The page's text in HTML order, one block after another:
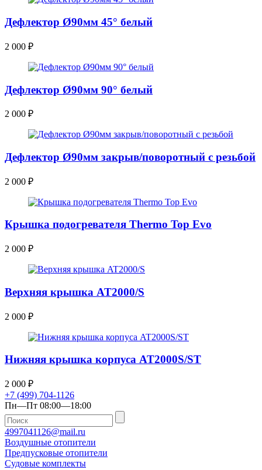
Дефлектор Ø90мм 45° белый
2 000 ₽
Дефлектор Ø90мм 90° белый
2 000 ₽
Дефлектор Ø90мм закрыв/поворотный с резьбой
2 000 ₽
Крышка подогревателя Thermo Top Evo
2 000 ₽
Верхняя крышка AT2000/S
2 000 ₽
Нижняя крышка корпуса AT2000S/ST
2 000 ₽
+7 (499) 704-1126
Пн—Пт 08:00—18:00
4997041126@mail.ru
Воздушные отопители
Предпусковые отопители
Судовые комплекты